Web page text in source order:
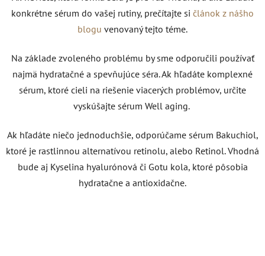
konkrétne sérum do vašej rutiny, prečítajte si článok z nášho
blogu venovaný tejto téme.
Na základe zvoleného problému by sme odporučili používať
najmä hydratačné a spevňujúce séra. Ak hľadáte komplexné
sérum, ktoré cieli na riešenie viacerých problémov, určite
vyskúšajte sérum Well aging.
Ak hľadáte niečo jednoduchšie, odporúčame sérum Bakuchiol,
ktoré je rastlinnou alternatívou retinolu, alebo Retinol. Vhodná
bude aj Kyselina hyalurónová či Gotu kola, ktoré pôsobia
hydratačne a antioxidačne.